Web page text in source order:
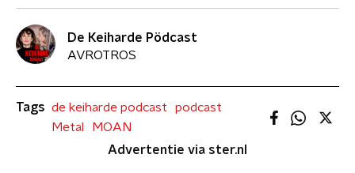
De Keiharde Pödcast
AVROTROS
Tags de keiharde podcast
podcast
Metal
MOAN
Advertentie via ster.nl